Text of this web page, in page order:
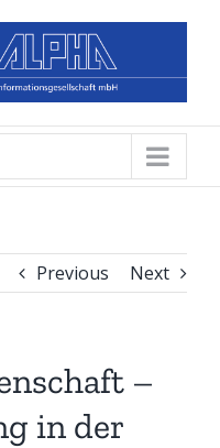
Previous Next
–
in der